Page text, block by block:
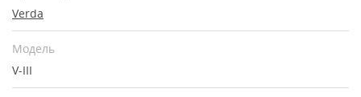
Verda
Модель
V-III